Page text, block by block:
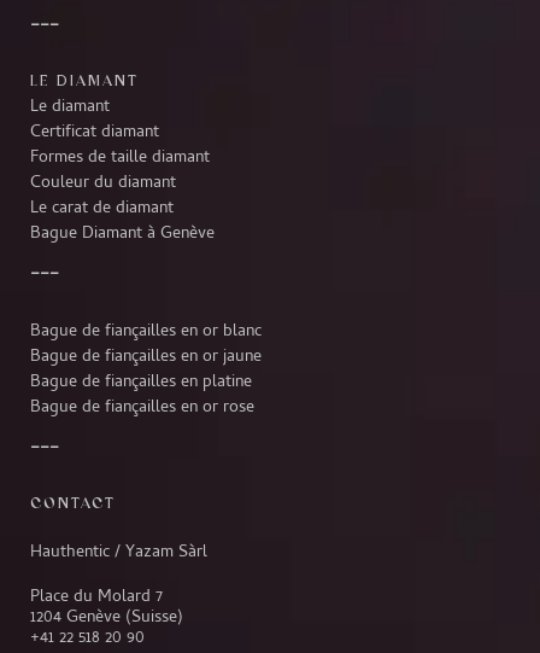
LE DIAMANT
Le diamant
Certificat diamant
Formes de taille diamant
Couleur du diamant
Le carat de diamant
Bague Diamant à Genève
Bague de fiançailles en or blanc
Bague de fiançailles en or jaune
Bague de fiançailles en platine
Bague de fiançailles en or rose
CONTACT
Hauthentic / Yazam Sàrl
Place du Molard 7
1204 Genève (Suisse)
+41 22 518 20 90